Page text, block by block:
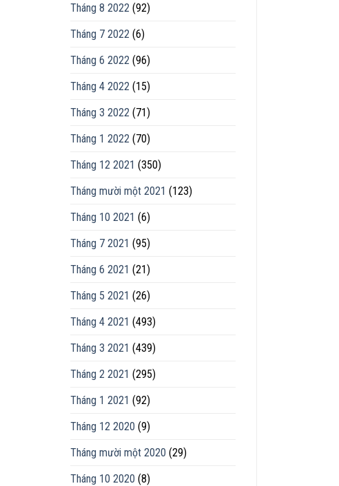
Tháng 8 2022 (92)
Tháng 7 2022 (6)
Tháng 6 2022 (96)
Tháng 4 2022 (15)
Tháng 3 2022 (71)
Tháng 1 2022 (70)
Tháng 12 2021 (350)
Tháng mười một 2021 (123)
Tháng 10 2021 (6)
Tháng 7 2021 (95)
Tháng 6 2021 (21)
Tháng 5 2021 (26)
Tháng 4 2021 (493)
Tháng 3 2021 (439)
Tháng 2 2021 (295)
Tháng 1 2021 (92)
Tháng 12 2020 (9)
Tháng mười một 2020 (29)
Tháng 10 2020 (8)